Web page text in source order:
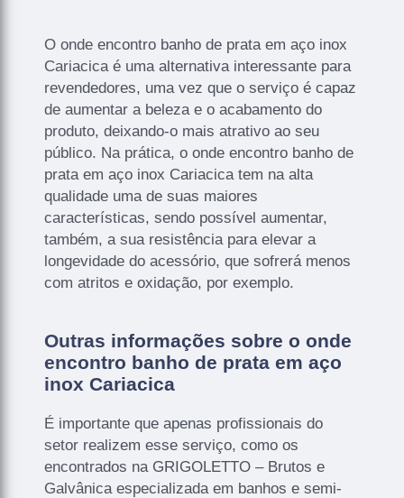
O onde encontro banho de prata em aço inox
Cariacica é uma alternativa interessante para
revendedores, uma vez que o serviço é capaz
de aumentar a beleza e o acabamento do
produto, deixando-o mais atrativo ao seu
público. Na prática, o onde encontro banho de
prata em aço inox Cariacica tem na alta
qualidade uma de suas maiores
características, sendo possível aumentar,
também, a sua resistência para elevar a
longevidade do acessório, que sofrerá menos
com atritos e oxidação, por exemplo.
Outras informações sobre o onde
encontro banho de prata em aço
inox Cariacica
É importante que apenas profissionais do
setor realizem esse serviço, como os
encontrados na GRIGOLETTO – Brutos e
Galvânica especializada em banhos e semi-